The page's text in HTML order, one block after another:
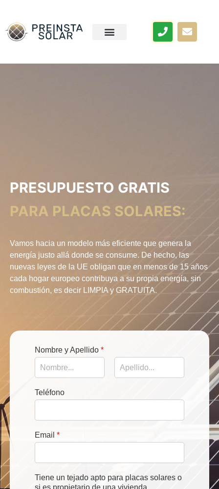
PRESUPUESTO GRATIS
PARA PLACAS SOLARES:
Vamos hacia un modelo más eficiente que genera la
energía justo allá donde se consume. De hecho, las
nuevas leyes de la UE obligan que en menos de 15 años
cada hogar europeo contribuya a su propia energía, sin
combustión, es decir LIMPIA y GRATUITA.
Nombre y Apellido *
Teléfono
Email *
Tiene un tejado apto para placas solares o
si es propietario de una vivienda